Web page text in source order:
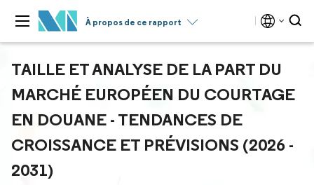
À propos de ce rapport
TAILLE ET ANALYSE DE LA PART DU
MARCHÉ EUROPÉEN DU COURTAGE
EN DOUANE - TENDANCES DE
CROISSANCE ET PRÉVISIONS (2026 -
2031)